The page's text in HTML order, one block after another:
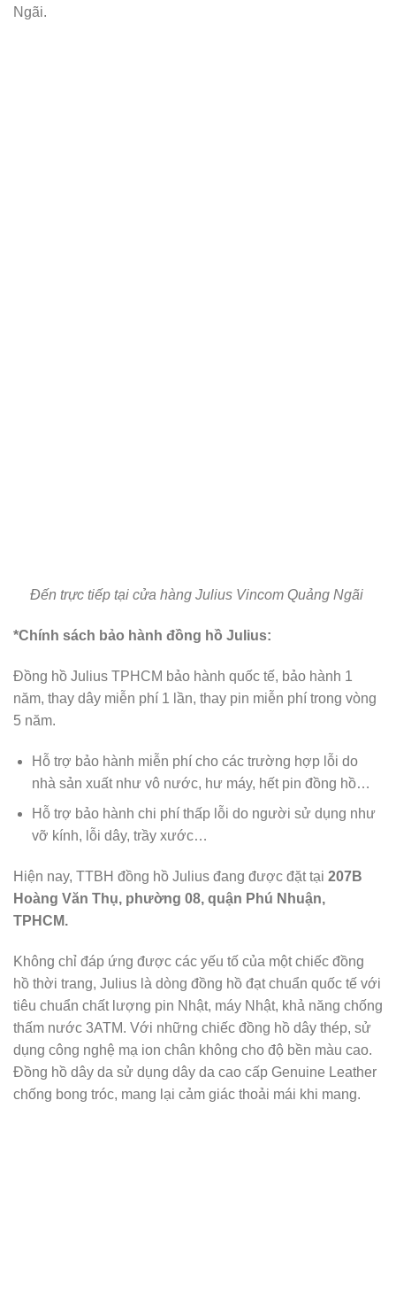
Ngãi.
Đồng hồ dây da sử dụng dây da cao cấp Genuine Leather